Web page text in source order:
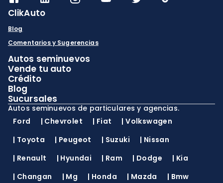
ClikAuto
Blog
Comentarios y Sugerencias
Autos seminuevos
Vende tu auto
Crédito
Blog
Sucursales
Autos seminuevos de particulares y agencias.
Ford
| Chevrolet | Fiat |Volkswagen
| Toyota | Peugeot | Suzuki | Nissan
| Renault | Hyundai | Ram | Dodge | Kia
| Changan | Mg | Honda | Mazda | Bmw